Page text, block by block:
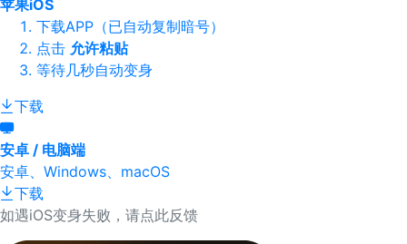
苹果iOS
下载APP（已自动复制暗号）
点击 允许粘贴
等待几秒自动变身
下载
安卓 / 电脑端
安卓、Windows、macOS
下载
如遇iOS变身失败，请点此反馈